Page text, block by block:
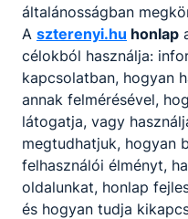
10. szakképző
11. szakképző angol
általánosságban
A szterenyi.hu honlap
célokból használja:
kapcsolatban, hogyan
annak felmérésével,
látogatja, vagy
megtudhatjuk, hogyan
felhasználói élményt,
oldalunkat, honlap
és hogyan tudja